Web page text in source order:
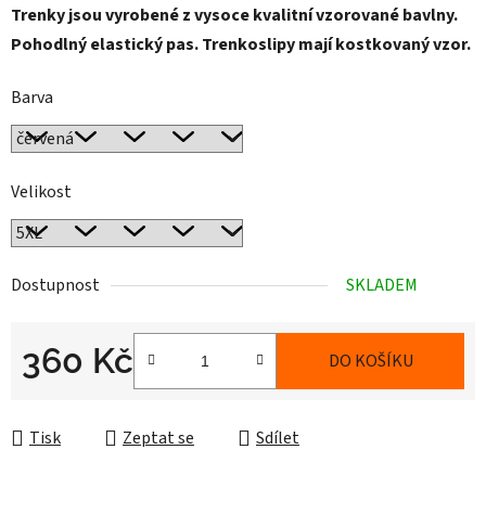
Trenky jsou vyrobené z vysoce kvalitní vzorované bavlny.
Pohodlný elastický pas. Trenkoslipy mají kostkovaný vzor.
Barva
Velikost
Dostupnost SKLADEM
360 Kč DO KOŠÍKU
Tisk Zeptat se Sdílet